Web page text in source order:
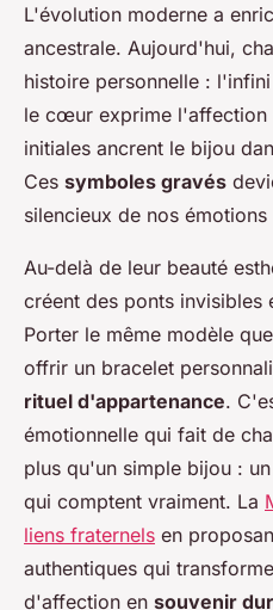
L'évolution moderne a
ancestrale. Aujourd'hui,
histoire personnelle :
le cœur exprime l'affection
initiales ancrent le bijou
Ces symboles gravés
silencieux de nos
Au-delà de leur beauté
créent des ponts invisibles
Porter le même modèle
offrir un bracelet
rituel d'appartenance.
émotionnelle qui fait de
plus qu'un simple bijou :
qui comptent vraiment. La
liens fraternels en
authentiques qui
d'affection en souvenir